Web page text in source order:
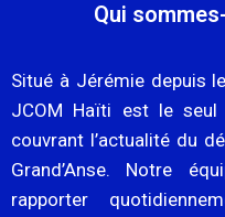
Qui
Situé à Jérémie depuis
JCOM Haïti est le
couvrant l’actualité du
Grand’Anse. Notre
rapporter